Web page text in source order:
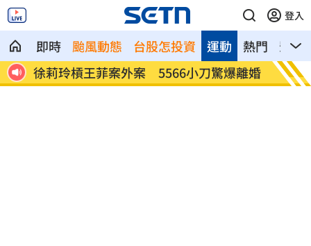
登入
即時 颱風動態 台股怎投資 熱門 影音
運動
品
徐莉玲槓王菲案外案 5566小刀驚爆離婚
通緝
亡